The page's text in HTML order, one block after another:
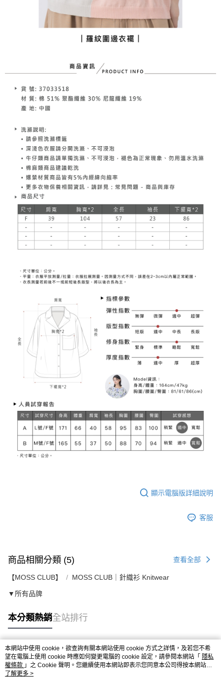
顯示電腦版詳細說明
客服
商品相關分類 (5) 查看全部
【MOSS CLUB】 MOSS CLUB｜針織衫 Knitwear
▼所有品牌
本分類熱銷全站排行
熱門標籤
本網站中使用 cookie，欲查詢有關本網站使用 cookie 方式之詳情，及若您不希
望在電腦上使用 cookie 時應如何變更電腦的 cookie 設定，請參閱本網站「 隱私
權條款 」之 Cookie 聲明。您繼續使用本網站即表示您同意本公司得按本網站使
用條款之 Cookie 聲明使用 cookie。
了解更多 >